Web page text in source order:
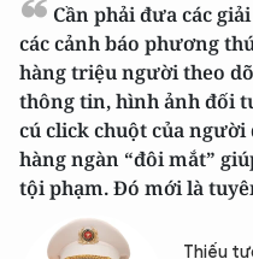
Cần phải đưa các
các cảnh báo phương
hàng triệu người theo
thông tin, hình ảnh đối
cú click chuột của người
hàng ngàn “đôi mắt”
tội phạm. Đó mới là
Thiếu